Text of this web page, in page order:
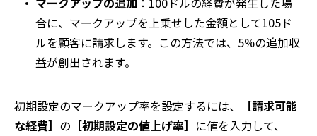
合に、マークアップを上乗せした金額として105ド
ルを顧客に請求します。この方法では、5%の追加収
益が創出されます。
初期設定のマークアップ率を設定するには、
［請求可能
な経費］ の ［初期設定の値上げ率］ に値を入力して、